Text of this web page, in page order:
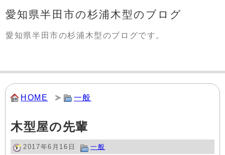
愛知県半田市の杉浦木型のブログ
愛知県半田市の杉浦木型のブログです。
HOME 一般
木型屋の先輩
2017年6月16日 一般